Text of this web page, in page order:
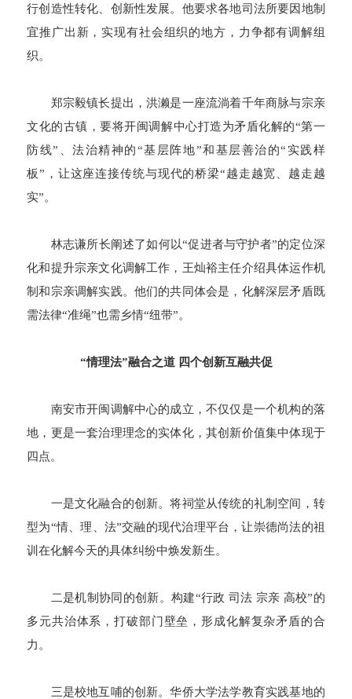
行创造性转化、创新性发展。他要求各地司法所要因地制
宜推广出新，实现有社会组织的地方，力争都有调解组
织。
郑宗毅镇长提出，洪濑是一座流淌着千年商脉与宗亲
文化的古镇，要将开闽调解中心打造为矛盾化解的“第一
防线”、法治精神的“基层阵地”和基层善治的“实践样
板”，让这座连接传统与现代的桥梁“越走越宽、越走越
实”。
林志谦所长阐述了如何以“促进者与守护者”的定位深
化和提升宗亲文化调解工作，王灿裕主任介绍具体运作机
制和宗亲调解实践。他们的共同体会是，化解深层矛盾既
需法律“准绳”也需乡情“纽带”。
“情理法”融合之道 四个创新互融共促
南安市开闽调解中心的成立，不仅仅是一个机构的落
地，更是一套治理理念的实体化，其创新价值集中体现于
四点。
一是文化融合的创新。将祠堂从传统的礼制空间，转
型为“情、理、法”交融的现代治理平台，让崇德尚法的祖
训在化解今天的具体纠纷中焕发新生。
二是机制协同的创新。构建“行政 司法 宗亲 高校”的
多元共治体系，打破部门壁垒，形成化解复杂矛盾的合
力。
三是校地互哺的创新。华侨大学法学教育实践基地的